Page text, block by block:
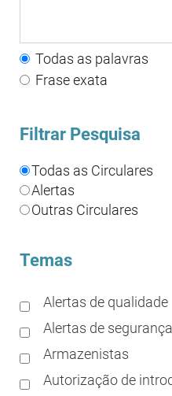
Todas as palavras
Frase exata
Filtrar Pesquisa
Todas as Circulares
Alertas
Outras Circulares
Temas
Alertas de qualidade
Alertas de segurança
Armazenistas
Autorização de